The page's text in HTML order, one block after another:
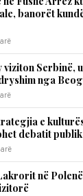
banorët
viziton Serbinë,
nga
e
debatit publik
në